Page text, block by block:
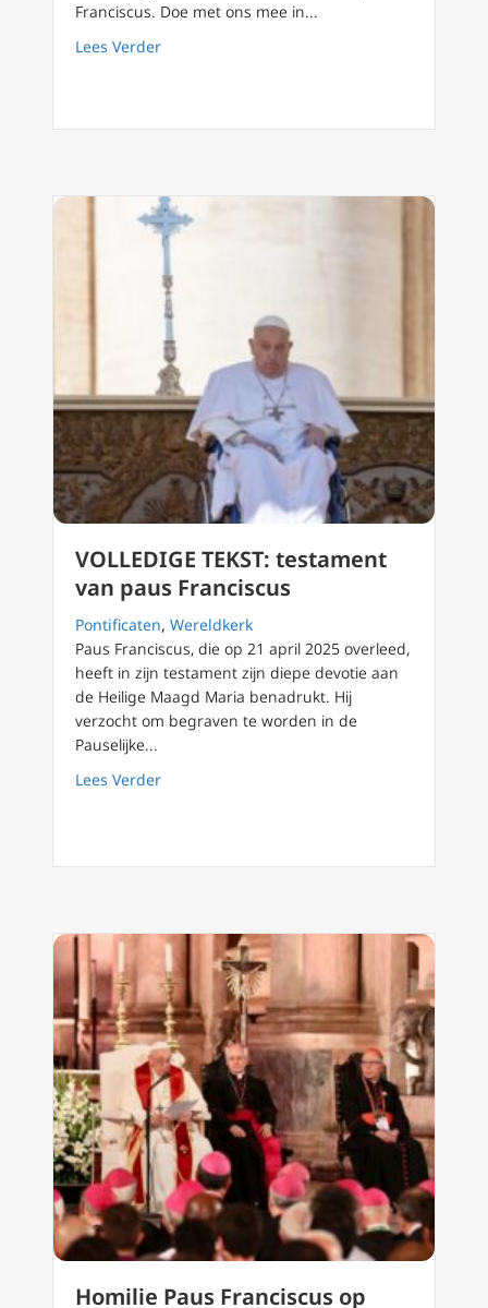
Franciscus. Doe met ons mee in...
Lees Verderabout Gebeden voor Paus Franciscus: Geef
VOLLEDIGE TEKST: testament
van paus Franciscus
Pontificaten, Wereldkerk
Paus Franciscus, die op 21 april 2025 overleed,
heeft in zijn testament zijn diepe devotie aan
de Heilige Maagd Maria benadrukt. Hij
verzocht om begraven te worden in de
Pauselijke...
Lees Verderabout VOLLEDIGE TEKST: testament van
Homilie Paus Franciscus op